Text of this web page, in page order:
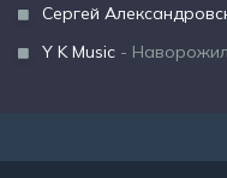
Сергей
Y K Music -